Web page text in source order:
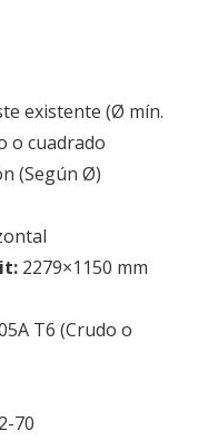
existente (Ø mín.
o cuadrado
(Según Ø)
2279×1150 mm
T6 (Crudo o
70